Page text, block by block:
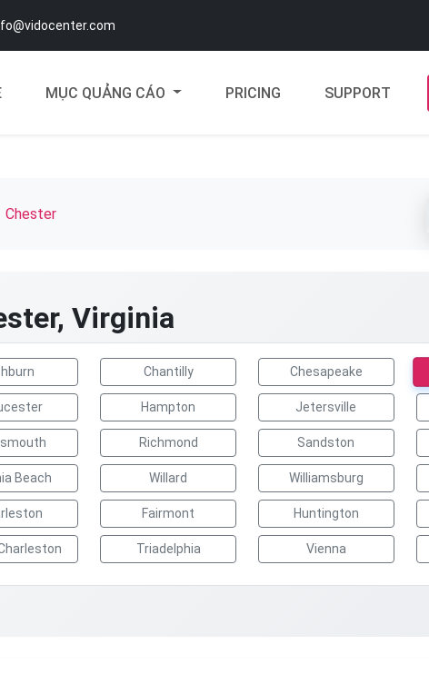
MỤC QUẢNG CÁO PRICING SUPPORT
Chester
Virginia
Chantilly Chesapeake
Hampton Jetersville
Richmond Sandston
Beach Willard Williamsburg
Fairmont Huntington
Triadelphia Vienna